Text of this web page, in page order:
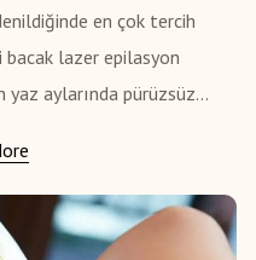
en çok tercih
lazer epilasyon
yaz aylarında pürüzsüz...